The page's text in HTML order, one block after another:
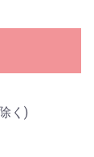
く)